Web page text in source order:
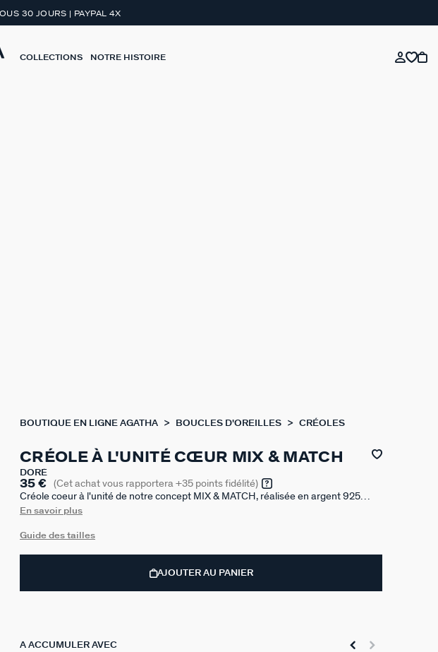
30 JOURS | PAYPAL 4X
COLLECTIONS NOTRE HISTOIRE
BOUTIQUE EN LIGNE AGATHA BOUCLES D'OREILLES CRÉOLES
CRÉOLE À L'UNITÉ CŒUR MIX & MATCH
DORÉ
35 € (Cet achat vous rapportera +35 points fidélité)
Créole coeur à l'unité de notre concept MIX & MATCH, réalisée en argent 925
doré à l'or 750/1000e - 18 carats. Vendue seule, pour mieux les mixer et les
En savoir plus
Guide des tailles
AJOUTER AU PANIER
A ACCUMULER AVEC